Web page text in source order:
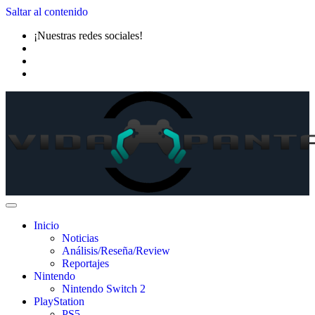
Saltar al contenido
¡Nuestras redes sociales!
Inicio
Noticias
Análisis/Reseña/Review
Reportajes
Nintendo
Nintendo Switch 2
PlayStation